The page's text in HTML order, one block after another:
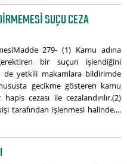
SUÇU CEZA
279- (1) Kamu adına
bir suçun işlendiğini
de yetkili makamlara bildirimde
gecikme gösteren kamu
cezası ile cezalandırılır.(2)
tarafından işlenmesi halinde,...